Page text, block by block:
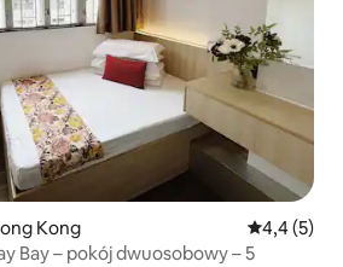
Kong Średnia
4,4 (5)
Bay – pokój dwuosobowy – 5